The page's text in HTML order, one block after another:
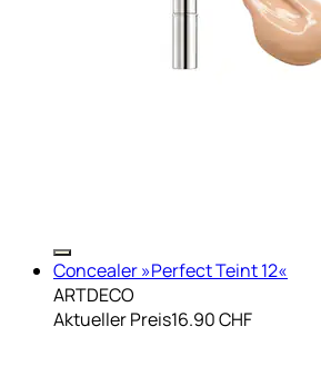
Concealer »Perfect Teint 12«
ARTDECO
Aktueller Preis16.90 CHF